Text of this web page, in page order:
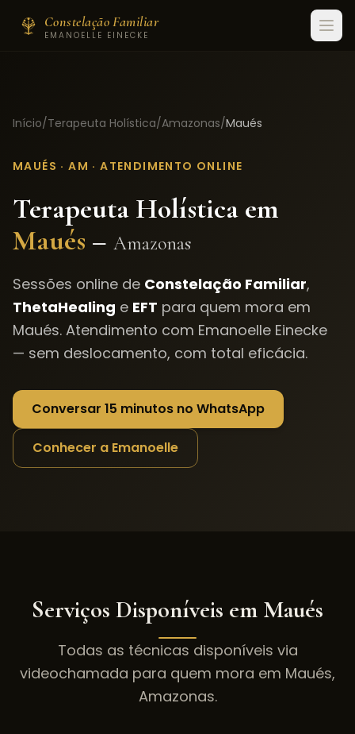
Constelação Familiar
EMANOELLE EINECKE
Início/Terapeuta Holística/Amazonas/Maués
MAUÉS ·AM · ATENDIMENTO ONLINE
Terapeuta Holística em
Maués – Amazonas
Sessões online de Constelação Familiar,
ThetaHealing e EFT para quem mora em
Maués. Atendimento com Emanoelle Einecke
— sem deslocamento, com total eficácia.
Conversar 15 minutos no WhatsApp
Conhecer a Emanoelle
Serviços Disponíveis em Maués
Todas as técnicas disponíveis via
videochamada para quem mora em Maués,
Amazonas.